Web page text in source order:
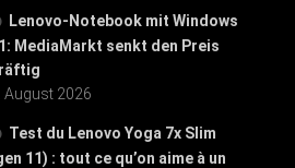
Lenovo-Notebook mit Windows
MediaMarkt senkt den Preis
August 2026
Test du Lenovo Yoga 7x Slim
11) : tout ce qu’on aime à un